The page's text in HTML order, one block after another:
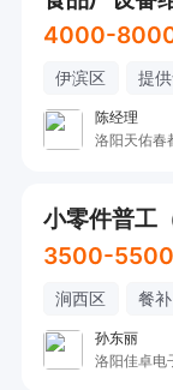
4000-
伊滨区 提
陈经理
洛阳天佑春
小零件普工
3500-5500
涧西区 餐补
孙东丽
洛阳佳卓电